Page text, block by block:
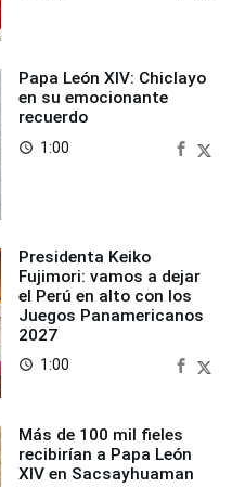
Papa León XIV: Chiclayo
en su emocionante
recuerdo
access_time 1:00
Presidenta Keiko
Fujimori: vamos a dejar
el Perú en alto con los
Juegos Panamericanos
2027
access_time 1:00
Más de 100 mil fieles
recibirían a Papa León
XIV en Sacsayhuaman